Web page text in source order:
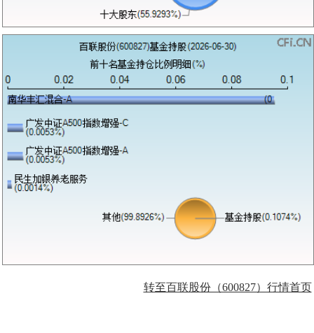
转至百联股份（600827）行情首页